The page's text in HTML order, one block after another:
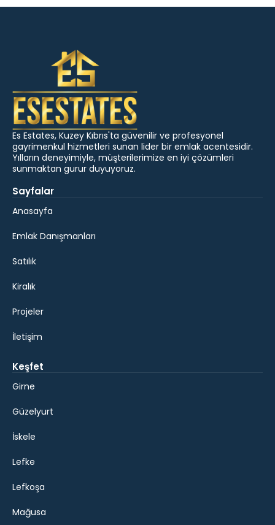
Es Estates, Kuzey Kıbrıs'ta güvenilir ve profesyonel
gayrimenkul hizmetleri sunan lider bir emlak acentesidir.
Yılların deneyimiyle, müşterilerimize en iyi çözümleri
sunmaktan gurur duyuyoruz.
Sayfalar
Anasayfa
Emlak Danışmanları
Satılık
Kiralık
Projeler
İletişim
Keşfet
Girne
Güzelyurt
İskele
Lefke
Lefkoşa
Mağusa